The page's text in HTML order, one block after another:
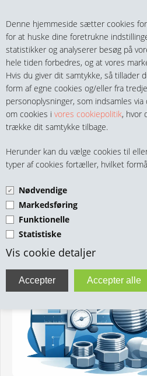
Denne hjemmeside sætter cookies
for at huske dine foretrukne
statistikker og analyserer besøg på
hele tiden forbedres, og at vores
Hvis du giver dit samtykke, så tillader
form af egne cookies og/eller fra
personoplysninger, som indsamles
om cookies i vores cookiepolitik, hvor
trække dit samtykke tilbage.
Herunder kan du vælge cookies til
typer af cookies fortæller, hvilket
Nødvendige
Markedsføring
Funktionelle
Statistiske
Vis cookie detaljer
Teltech.dk
MENU
HANER & VENTILER
SLANGER, KOBLINGER &
RØR & TILBEHØR
TEKNIK & AUTOMATIK
VA FITTINGS & VENTILER
VARME & TILBEHØR
ENTREPENØRARBEJDE- &
VÆRKTØJ
RØRPROP 6-
200 BAR NPT
Teltech.dk, Skovvejen 12, DK-4420
nr. 2776 9179 / SE-nr.3347 0762, Telf.: